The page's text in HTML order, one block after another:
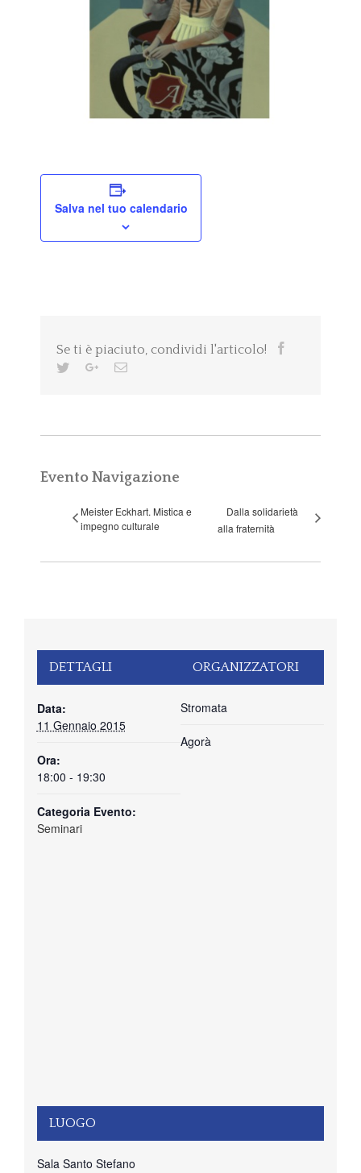
Salva nel tuo calendario
TwitterGoogle+Email
Evento Navigazione
Meister Eckhart. Mistica e
impegno culturale
Dalla solidarietà
alla fraternità
DETTAGLI
Data:
11 Gennaio 2015
Ora:
18:00 - 19:30
Categoria Evento:
Seminari
ORGANIZZATORI
Stromata
Agorà
LUOGO
Sala Santo Stefano